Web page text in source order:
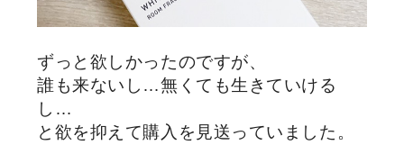
ずっと欲しかったのですが、
誰も来ないし…無くても生きていける
し…
と欲を抑えて購入を見送っていました。